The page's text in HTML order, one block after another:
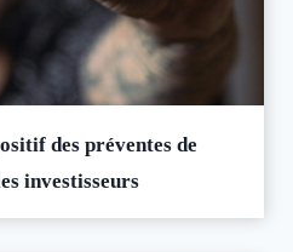
des préventes de
investisseurs